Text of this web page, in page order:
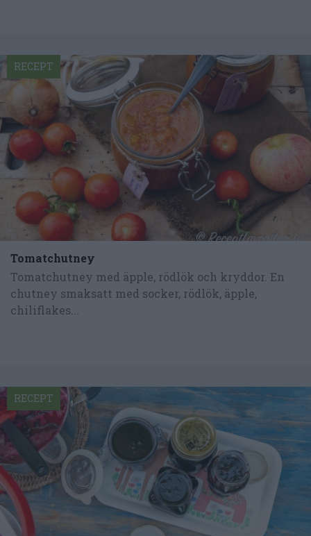
Tomatchutney
Tomatchutney med äpple, rödlök och kryddor. En
chutney smaksatt med socker, rödlök, äpple,
chiliflakes...
RECEPT
RECEPT